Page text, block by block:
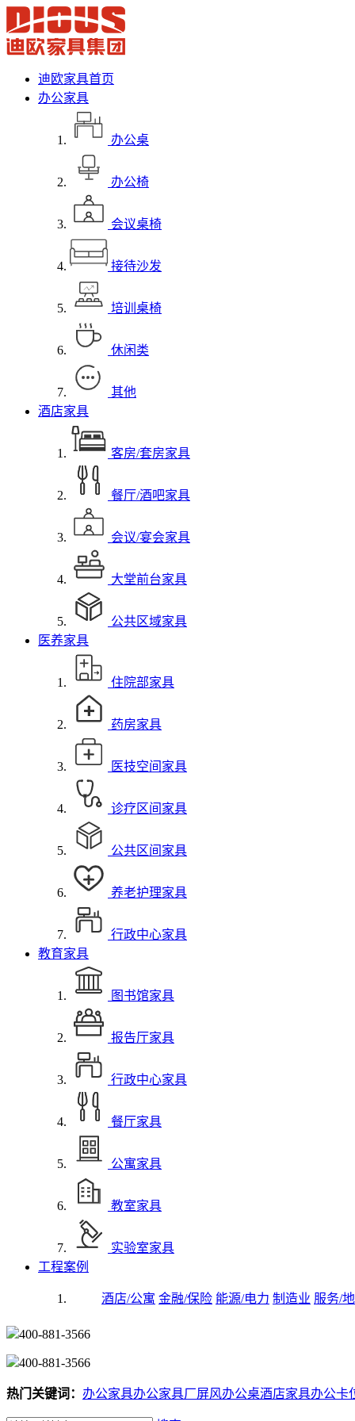
迪欧家具首页
办公家具
办公桌
办公椅
会议桌椅
接待沙发
培训桌椅
休闲类
其他
酒店家具
客房/套房家具
餐厅/酒吧家具
会议/宴会家具
大堂前台家具
公共区域家具
医养家具
住院部家具
药房家具
医技空间家具
诊疗区间家具
公共区间家具
养老护理家具
行政中心家具
教育家具
图书馆家具
报告厅家具
行政中心家具
餐厅家具
公寓家具
教室家具
实验室家具
工程案例
酒店/公寓 金融/保险 能源/电力 制造业 服务/
400-881-3566
400-881-3566
热门关键词： 办公家具办公家具厂屏风办公桌酒店家具办公卡